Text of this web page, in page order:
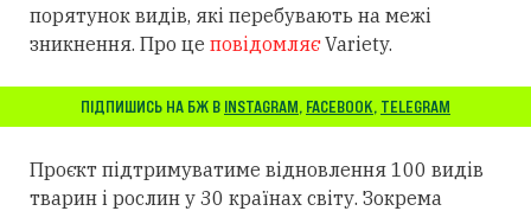
порятунок видів, які перебувають на межі
зникнення. Про це повідомляєVariety.
ПІДПИШИСЬ НА БЖ В INSTAGRAM, FACEBOOK, TELEGRAM
Проєкт підтримуватиме відновлення 100 видів
тварин і рослин у 30 країнах світу. Зокрема